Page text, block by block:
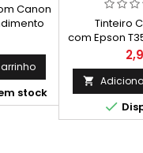
Canon
*(Média
ISO/IEC
O
varia
base
stock
Tinteiro
com Epson
Ciano

